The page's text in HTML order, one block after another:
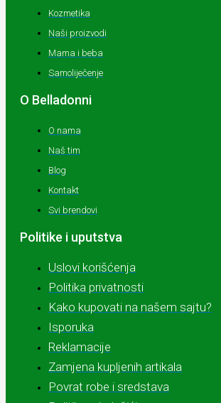
Kozmetika
Naši proizvodi
Mama i beba
Samoliječenje
O Belladonni
O nama
Naš tim
Blog
Kontakt
Svi brendovi
Politike i uputstva
Uslovi korišćenja
Politika privatnosti
Kako kupovati na našem sajtu?
Isporuka
Reklamacije
Zamjena kupljenih artikala
Povrat robe i sredstava